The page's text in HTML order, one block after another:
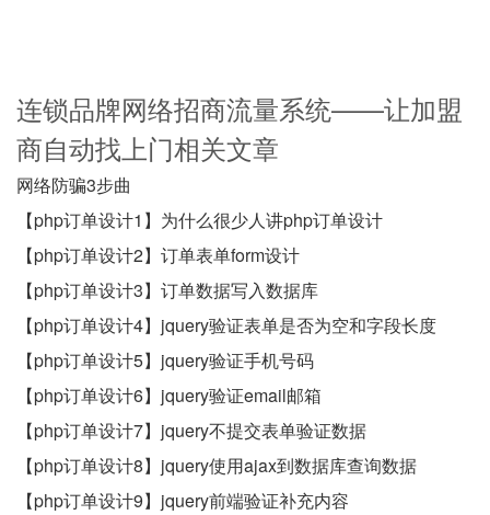
连锁品牌网络招商流量系统——让加盟
商自动找上门相关文章
网络防骗3步曲
【php订单设计1】为什么很少人讲php订单设计
【php订单设计2】订单表单form设计
【php订单设计3】订单数据写入数据库
【php订单设计4】jquery验证表单是否为空和字段长度
【php订单设计5】jquery验证手机号码
【php订单设计6】jquery验证email邮箱
【php订单设计7】jquery不提交表单验证数据
【php订单设计8】jquery使用ajax到数据库查询数据
【php订单设计9】jquery前端验证补充内容